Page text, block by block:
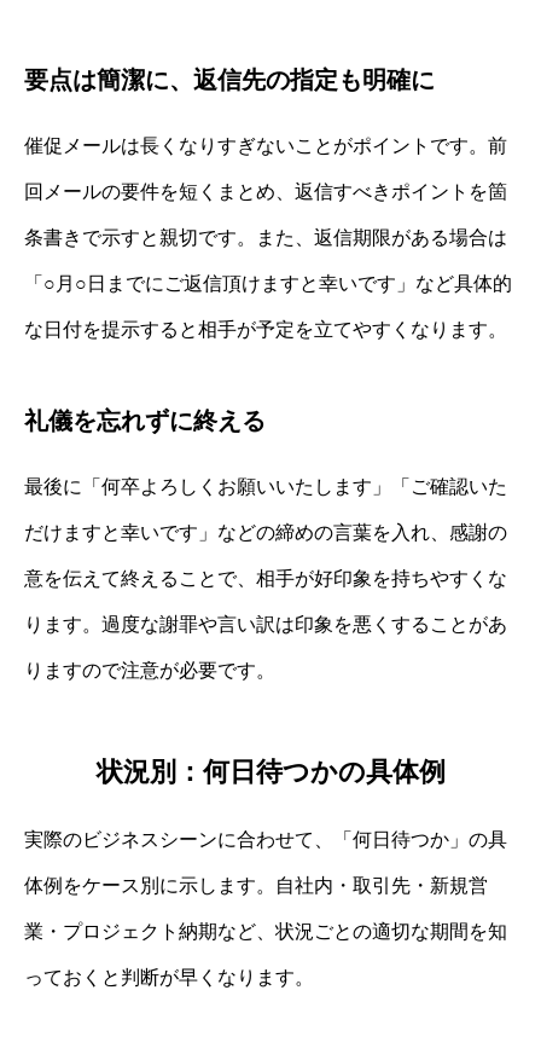
要点は簡潔に、返信先の指定も明確に
催促メールは長くなりすぎないことがポイントです。前
回メールの要件を短くまとめ、返信すべきポイントを箇
条書きで示すと親切です。また、返信期限がある場合は
「○月○日までにご返信頂けますと幸いです」など具体的
な日付を提示すると相手が予定を立てやすくなります。
礼儀を忘れずに終える
最後に「何卒よろしくお願いいたします」「ご確認いた
だけますと幸いです」などの締めの言葉を入れ、感謝の
意を伝えて終えることで、相手が好印象を持ちやすくな
ります。過度な謝罪や言い訳は印象を悪くすることがあ
りますので注意が必要です。
状況別：何日待つかの具体例
実際のビジネスシーンに合わせて、「何日待つか」の具
体例をケース別に示します。自社内・取引先・新規営
業・プロジェクト納期など、状況ごとの適切な期間を知
っておくと判断が早くなります。